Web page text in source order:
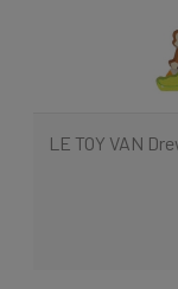
LE TOY VAN